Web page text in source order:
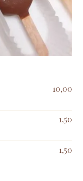
10,00
1,50
1,50